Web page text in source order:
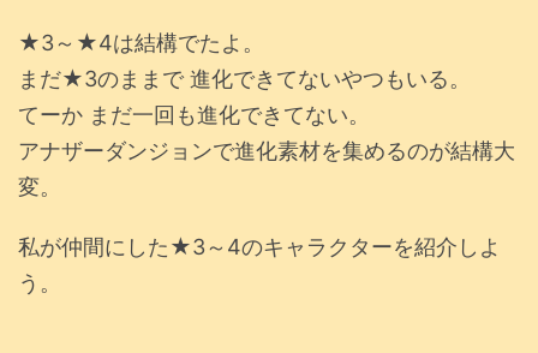
★3～★4は結構でたよ。
まだ★3のままで 進化できてないやつもいる。
てーか まだ一回も進化できてない。
アナザーダンジョンで進化素材を集めるのが結構大
変。
私が仲間にした★3～4のキャラクターを紹介しよ
う。